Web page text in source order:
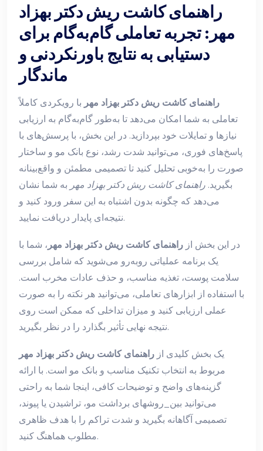
راهنمای کاشت ریش دکتر بهزاد
مهر: تجربه تعاملی گام‌به‌گام برای
دستیابی به نتایج باورنکردنی و
ماندگار
راهنمای کاشت ریش دکتر بهزاد مهر با رویکردی کاملاً
تعاملی به شما امکان می‌دهد تا به‌طور گام‌به‌گام به ارزیابی
نیازها و تمایلات خود بپردازید. در این بخش، با پرسش‌های با
پاسخ‌های فوری، می‌توانید شدت رشد، نوع بانک مو و ساختار
صورت را به‌خوبی تحلیل کنید تا تصمیمی مطمئن و واقع‌بینانه
بگیرید. راهنمای کاشت ریش دکتر بهزاد مهر به شما نشان
می‌دهد که چگونه بدون اشتباه به این سفر ورود کنید و
نتیجه‌ای پایدار دریافت نمایید.
در این بخش از راهنمای کاشت ریش دکتر بهزاد مهر ، شما با
یک برنامه عملیاتی روبه‌رو می‌شوید که شامل بررسی
سلامت پوست، تغذیه مناسب، و حذف عادات مخرب است.
با استفاده از ابزارهای تعاملی، می‌توانید هر نکته را به صورت
عملی ارزیابی کنید و میزان تداخلی که ممکن است روی
نتیجه نهایی تأثیر بگذارد را در نظر بگیرید.
یک بخش کلیدی از راهنمای کاشت ریش دکتر بهزاد مهر
مربوط به انتخاب تکنیک مناسب و بانک مو است. با ارائه
گزینه‌های واضح و توضیحات کافی، اینجا شما به راحتی
می‌توانید بین_روشهای برداشت مو، تراشیدن یا پیوند،
تصمیمی آگاهانه بگیرید و شدت تراکم را با هدف ظاهری
مطلوب هماهنگ کنید.